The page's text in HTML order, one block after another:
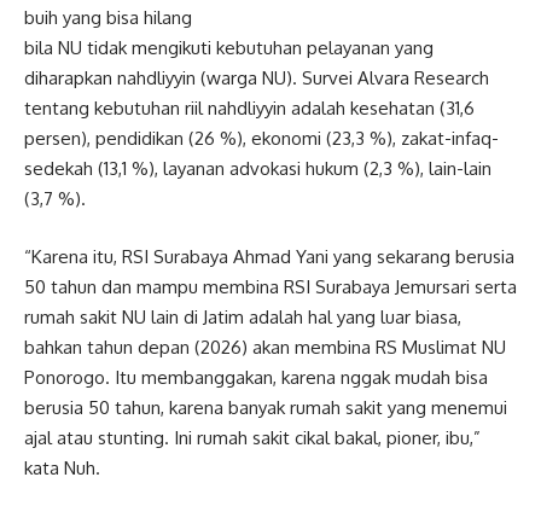
buih yang bisa hilang
bila NU tidak mengikuti kebutuhan pelayanan yang
diharapkan nahdliyyin (warga NU). Survei Alvara Research
tentang kebutuhan riil nahdliyyin adalah kesehatan (31,6
persen), pendidikan (26 %), ekonomi (23,3 %), zakat-infaq-
sedekah (13,1 %), layanan advokasi hukum (2,3 %), lain-lain
(3,7 %).
“Karena itu, RSI Surabaya Ahmad Yani yang sekarang berusia
50 tahun dan mampu membina RSI Surabaya Jemursari serta
rumah sakit NU lain di Jatim adalah hal yang luar biasa,
bahkan tahun depan (2026) akan membina RS Muslimat NU
Ponorogo. Itu membanggakan, karena nggak mudah bisa
berusia 50 tahun, karena banyak rumah sakit yang menemui
ajal atau stunting. Ini rumah sakit cikal bakal, pioner, ibu,”
kata Nuh.